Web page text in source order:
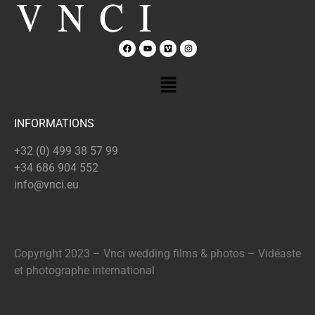
INFORMATIONS
+32 (0) 499 38 57 99
​​​​​​​+34 686 904 552
info@vnci.eu
Copyright 2023 – Vnci wedding films & photos – Vidéaste
et photographe international​​​​​​​